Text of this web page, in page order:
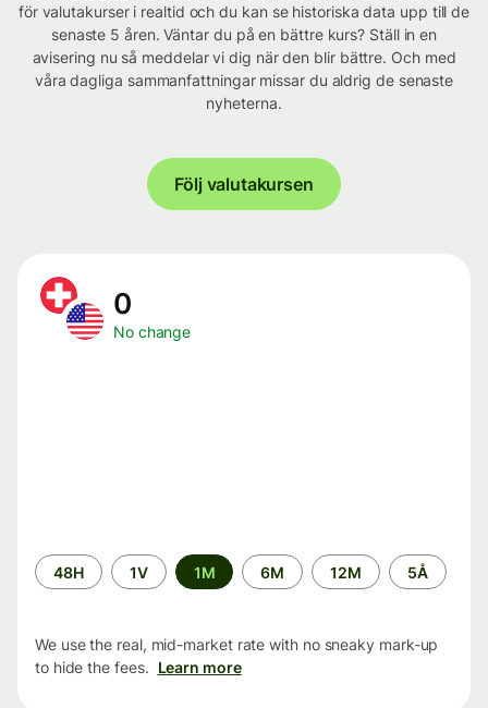
för valutakurser i realtid och du kan se historiska data upp till de
senaste 5 åren. Väntar du på en bättre kurs? Ställ in en
avisering nu så meddelar vi dig när den blir bättre. Och med
våra dagliga sammanfattningar missar du aldrig de senaste
nyheterna.
Följ valutakursen
0
No change
Time
period
48H 1V 1M 6M 12M 5Å
We use the real, mid-market rate with no sneaky mark-up
to hide the fees. Learn more